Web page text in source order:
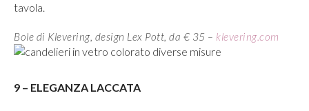
tavola.
Bole di Klevering, design Lex Pott, da € 35 – klevering.com
9 – ELEGANZA LACCATA